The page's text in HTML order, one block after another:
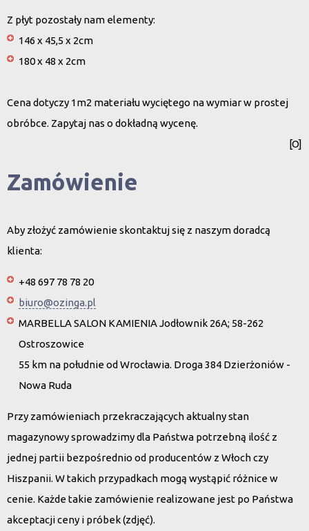
Z płyt pozostały nam elementy:
146 x 45,5 x 2cm
180 x 48 x 2cm
Cena dotyczy 1m2 materiału wyciętego na wymiar w prostej
obróbce. Zapytaj nas o dokładną wycenę.
[O]
Zamówienie
Aby złożyć zamówienie skontaktuj się z naszym doradcą
klienta:
+48 697 78 78 20
biuro@ozinga.pl
MARBELLA SALON KAMIENIA Jodłownik 26A; 58-262
Ostroszowice
55 km na południe od Wrocławia. Droga 384 Dzierżoniów -
Nowa Ruda
Przy zamówieniach przekraczających aktualny stan
magazynowy sprowadzimy dla Państwa potrzebną ilość z
jednej partii bezpośrednio od producentów z Włoch czy
Hiszpanii. W takich przypadkach mogą wystąpić różnice w
cenie. Każde takie zamówienie realizowane jest po Państwa
akceptacji ceny i próbek (zdjęć).